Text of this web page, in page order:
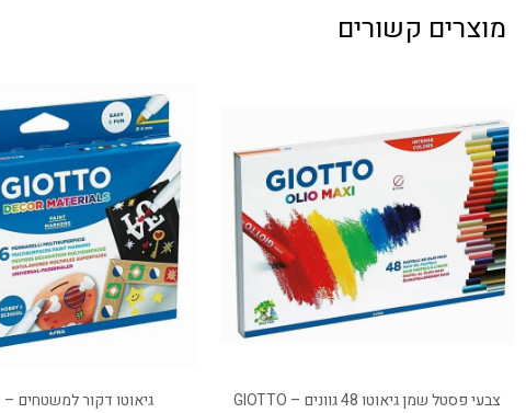
מוצרים קשורים
צבעי פסטל שמן גיאוטו 48 גוונים – GIOTTO גיאוטו דקור למשטחים – GIOTTO